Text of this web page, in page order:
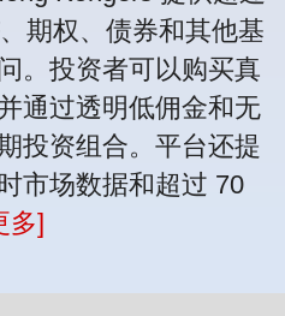
期权、债券和其他基
。投资者可以购买真
通过透明低佣金和无
投资组合。平台还提
市场数据和超过 70
多]